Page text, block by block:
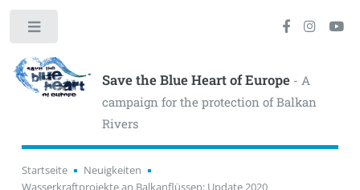
Save the Blue Heart of Europe- A
campaign for the protection of Balkan
Rivers
Startseite
Neuigkeiten
Wasserkraftprojekte an Balkanflüssen: Update 2020